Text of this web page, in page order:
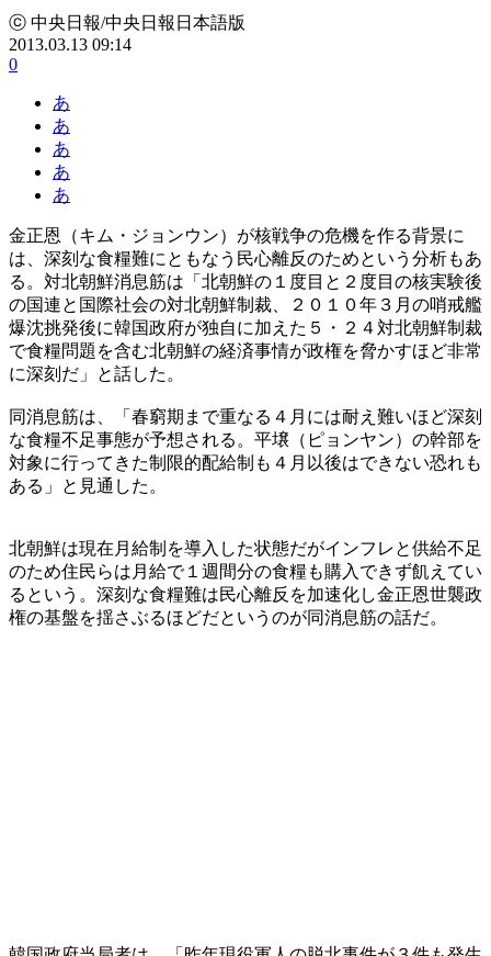
ⓒ 中央日報/中央日報日本語版
2013.03.13 09:14
0
あ
あ
あ
あ
あ
金正恩（キム・ジョンウン）が核戦争の危機を作る背景に
は、深刻な食糧難にともなう民心離反のためという分析もあ
る。対北朝鮮消息筋は「北朝鮮の１度目と２度目の核実験後
の国連と国際社会の対北朝鮮制裁、２０１０年３月の哨戒艦
爆沈挑発後に韓国政府が独自に加えた５・２４対北朝鮮制裁
で食糧問題を含む北朝鮮の経済事情が政権を脅かすほど非常
に深刻だ」と話した。
同消息筋は、「春窮期まで重なる４月には耐え難いほど深刻
な食糧不足事態が予想される。平壌（ピョンヤン）の幹部を
対象に行ってきた制限的配給制も４月以後はできない恐れも
ある」と見通した。
北朝鮮は現在月給制を導入した状態だがインフレと供給不足
のため住民らは月給で１週間分の食糧も購入できず飢えてい
るという。深刻な食糧難は民心離反を加速化し金正恩世襲政
権の基盤を揺さぶるほどだというのが同消息筋の話だ。